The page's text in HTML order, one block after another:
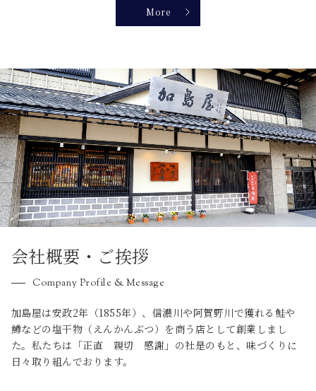
More
会社概要・ご挨拶
Company Profile & Message
加島屋は安政2年（1855年）、信濃川や阿賀野川で獲れる鮭や
鱒などの塩干物（えんかんぶつ）を商う店として創業しまし
た。私たちは「正直 親切 感謝」の社是のもと、味づくりに
日々取り組んでおります。